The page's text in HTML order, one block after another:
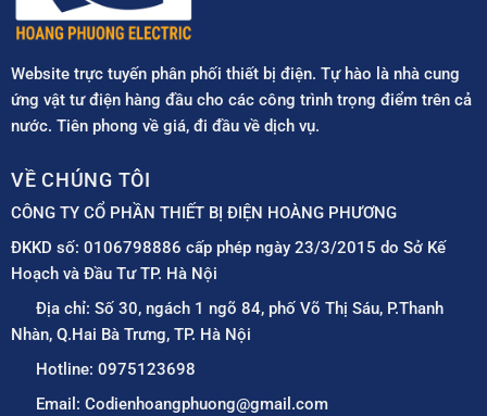
Website trực tuyến phân phối thiết bị điện. Tự hào là nhà cung
ứng vật tư điện hàng đầu cho các công trình trọng điểm trên cả
nước. Tiên phong về giá, đi đầu về dịch vụ.
VỀ CHÚNG TÔI
CÔNG TY CỔ PHẦN THIẾT BỊ ĐIỆN HOÀNG PHƯƠNG
ĐKKD số: 0106798886 cấp phép ngày 23/3/2015 do Sở Kế
Hoạch và Đầu Tư TP. Hà Nội
Địa chỉ: Số 30, ngách 1 ngõ 84, phố Võ Thị Sáu, P.Thanh
Nhàn, Q.Hai Bà Trưng, TP. Hà Nội
Hotline: 0975123698
Email: Codienhoangphuong@gmail.com